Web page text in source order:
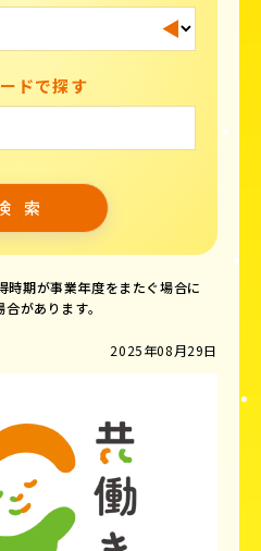
ドで探す
期が事業年度をまたぐ場合に
があります。
2025年08月29日